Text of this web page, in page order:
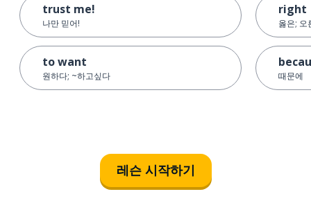
trust me!
나만 믿어!
to want
원하다; ~하고싶다
right
옳은; 오
때문에
레슨 시작하기